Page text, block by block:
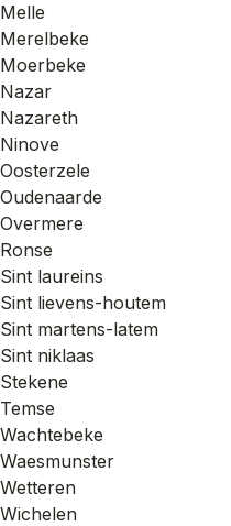
Melle
Merelbeke
Moerbeke
Nazar
Nazareth
Ninove
Oosterzele
Oudenaarde
Overmere
Ronse
Sint laureins
Sint lievens-houtem
Sint martens-latem
Sint niklaas
Stekene
Temse
Wachtebeke
Waesmunster
Wetteren
Wichelen